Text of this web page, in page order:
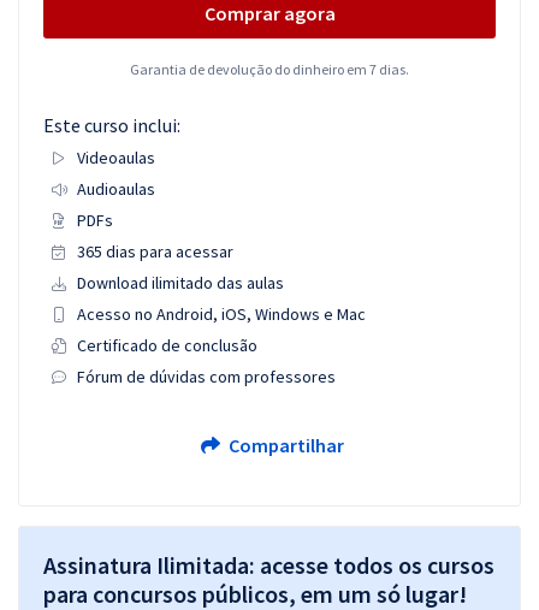
Comprar agora
Garantia de devolução do dinheiro em 7 dias.
Este curso inclui:
Videoaulas
Audioaulas
PDFs
365 dias para acessar
Download ilimitado das aulas
Acesso no Android, iOS, Windows e Mac
Certificado de conclusão
Fórum de dúvidas com professores
Compartilhar
Assinatura Ilimitada: acesse todos os cursos
para concursos públicos, em um só lugar!